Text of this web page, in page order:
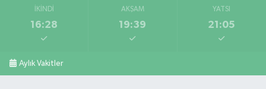
İKINDI
16:28
AKŞAM
19:39
YATSI
21:05
Aylık Vakitler